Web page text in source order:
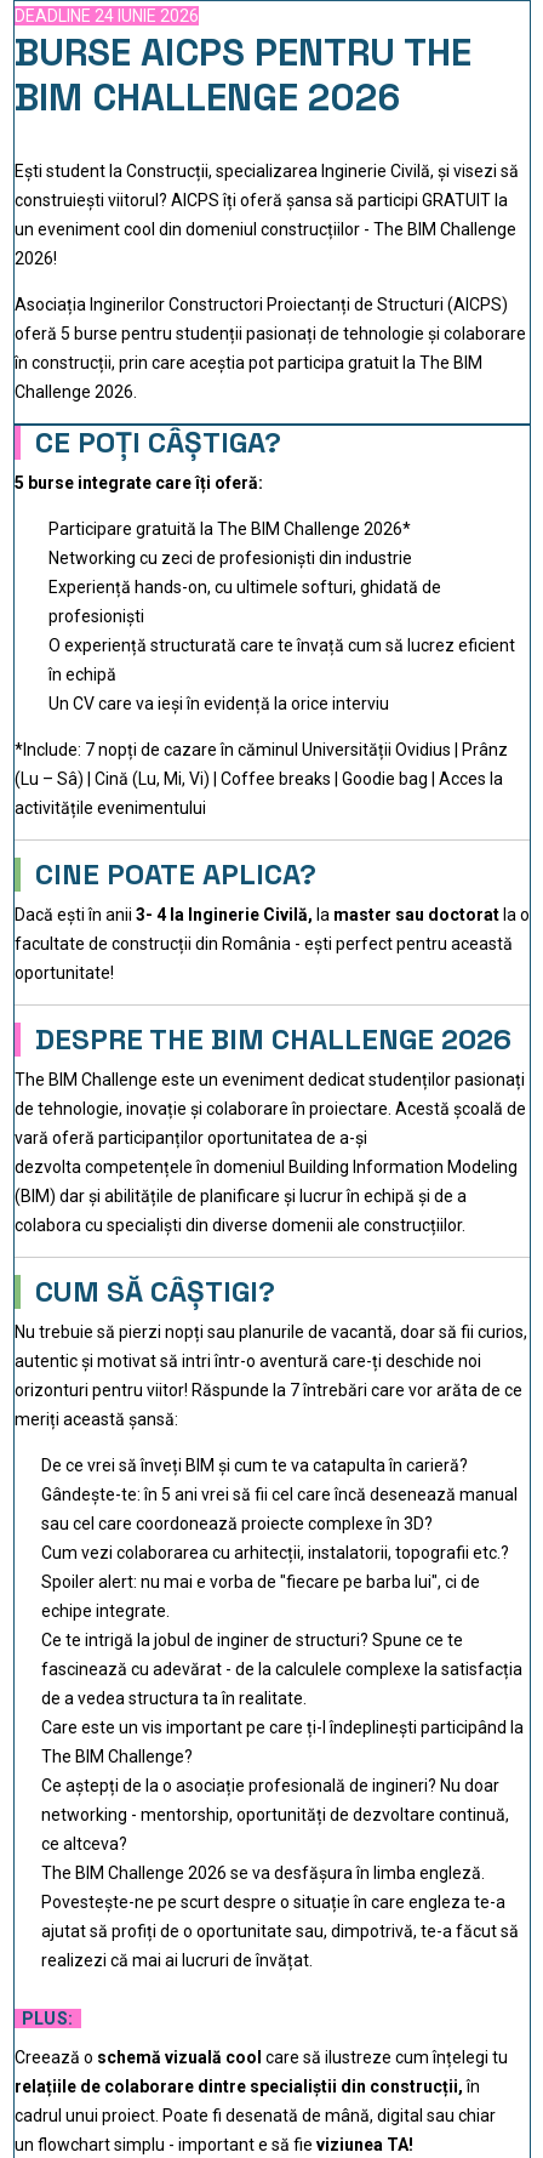
DEADLINE 24 IUNIE 2026
BURSE AICPS PENTRU THE
BIM CHALLENGE 2026
Ești student la Construcții, specializarea Inginerie Civilă, și visezi să
construiești viitorul? AICPS îți oferă șansa să participi GRATUIT la
un eveniment cool din domeniul construcțiilor - The BIM Challenge
2026!
Asociația Inginerilor Constructori Proiectanți de Structuri (AICPS)
oferă 5 burse pentru studenții pasionați de tehnologie și colaborare
în construcții, prin care aceștia pot participa gratuit la The BIM
Challenge 2026.
CE POȚI CÂȘTIGA?
5 burse integrate care îți oferă:
Participare gratuită la The BIM Challenge 2026*
Networking cu zeci de profesioniști din industrie
Experiență hands-on, cu ultimele softuri, ghidată de
profesioniști
O experiență structurată care te învață cum să lucrez eficient
în echipă
Un CV care va ieși în evidență la orice interviu
*Include: 7 nopți de cazare în căminul Universității Ovidius | Prânz
(Lu – Sâ) | Cină (Lu, Mi, Vi) | Coffee breaks | Goodie bag | Acces la
activitățile evenimentului
CINE POATE APLICA?
Dacă ești în anii 3- 4 la Inginerie Civilă, la master sau doctorat la o
facultate de construcții din România - ești perfect pentru această
oportunitate!
DESPRE THE BIM CHALLENGE 2026
The BIM Challenge este un eveniment dedicat studenților pasionați
de tehnologie, inovație și colaborare în proiectare. Acestă școală de
vară oferă participanților oportunitatea de a-și
dezvolta competențele în domeniul Building Information Modeling
(BIM) dar și abilitățile de planificare și lucrur în echipă și de a
colabora cu specialiști din diverse domenii ale construcțiilor.
CUM SĂ CÂȘTIGI?
Nu trebuie să pierzi nopți sau planurile de vacantă, doar să fii curios,
autentic și motivat să intri într-o aventură care-ți deschide noi
orizonturi pentru viitor! Răspunde la 7 întrebări care vor arăta de ce
meriți această șansă:
De ce vrei să înveți BIM și cum te va catapulta în carieră?
Gândește-te: în 5 ani vrei să fii cel care încă desenează manual
sau cel care coordonează proiecte complexe în 3D?
Cum vezi colaborarea cu arhitecții, instalatorii, topografii etc.?
Spoiler alert: nu mai e vorba de "fiecare pe barba lui", ci de
echipe integrate.
Ce te intrigă la jobul de inginer de structuri? Spune ce te
fascinează cu adevărat - de la calculele complexe la satisfacția
de a vedea structura ta în realitate.
Care este un vis important pe care ți-l îndeplinești participând la
The BIM Challenge?
Ce aștepți de la o asociație profesională de ingineri? Nu doar
networking - mentorship, oportunități de dezvoltare continuă,
ce altceva?
The BIM Challenge 2026 se va desfășura în limba engleză.
Povestește-ne pe scurt despre o situație în care engleza te-a
ajutat să profiți de o oportunitate sau, dimpotrivă, te-a făcut să
realizezi că mai ai lucruri de învățat.
PLUS:
Creează o schemă vizuală cool care să ilustreze cum înțelegi tu
relațiile de colaborare dintre specialiștii din construcții,în
cadrul unui proiect. Poate fi desenată de mână, digital sau chiar
un flowchart simplu - important e să fie viziunea TA!